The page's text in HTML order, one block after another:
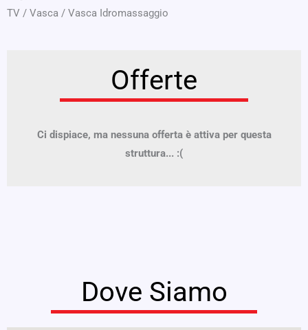
TV / Vasca / Vasca Idromassaggio
Offerte
Ci dispiace, ma nessuna offerta è attiva per questa
struttura... :(
Dove Siamo